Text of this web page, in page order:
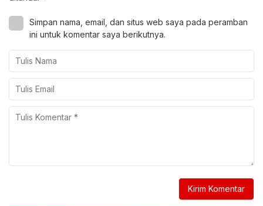
Simpan nama, email, dan situs web saya pada peramban
ini untuk komentar saya berikutnya.